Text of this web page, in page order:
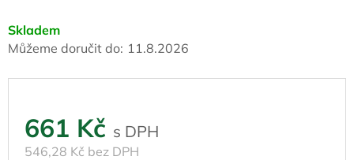
Skladem
Můžeme doručit do: 11.8.2026
661 Kč
546,28 Kč bez DPH